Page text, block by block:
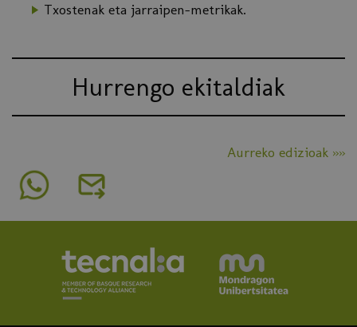
Txostenak eta jarraipen-metrikak.
Hurrengo ekitaldiak
Aurreko edizioak »»